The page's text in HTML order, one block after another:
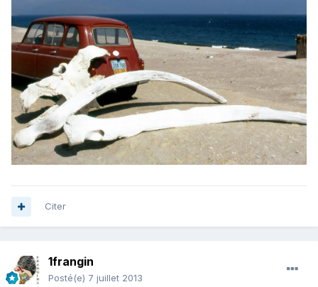
Citer
1frangin
Posté(e) 7 juillet 2013